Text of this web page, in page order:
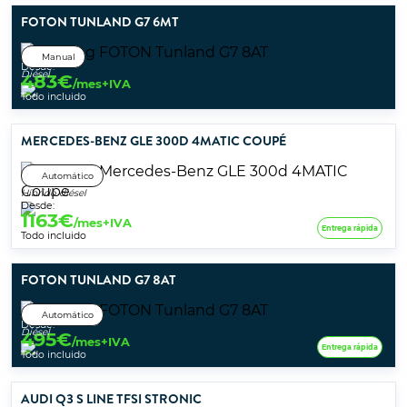
FOTON TUNLAND G7 6MT
Manual
Diésel
Desde:
483€/mes+IVA
Todo incluido
MERCEDES-BENZ GLE 300D 4MATIC COUPÉ
Automático
Híbrido diésel
Desde:
1163€/mes+IVA
Todo incluido
Entrega rápida
FOTON TUNLAND G7 8AT
Automático
Diésel
Desde:
495€/mes+IVA
Todo incluido
Entrega rápida
AUDI Q3 S LINE TFSI STRONIC